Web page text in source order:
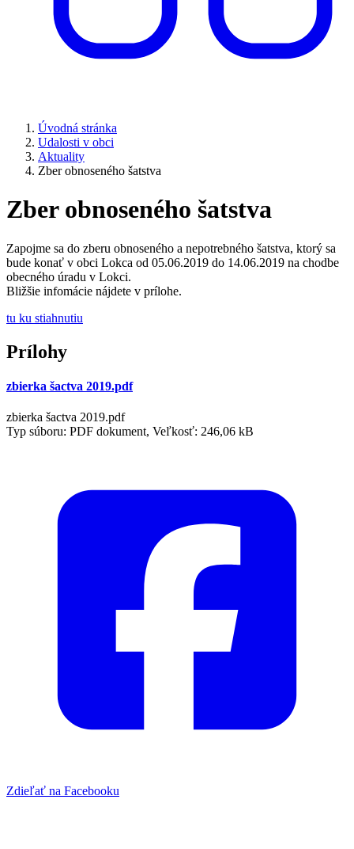
Úvodná stránka
Udalosti v obci
Aktuality
Zber obnoseného šatstva
Zber obnoseného šatstva
Zapojme sa do zberu obnoseného a nepotrebného šatstva, ktorý sa
bude konať v obci Lokca od 05.06.2019 do 14.06.2019 na chodbe
obecného úradu v Lokci.
Bližšie infomácie nájdete v prílohe.
tu ku stiahnutiu
Prílohy
zbierka šactva 2019.pdf
zbierka šactva 2019.pdf
Typ súboru: PDF dokument, Veľkosť: 246,06 kB
Zdieľať na Facebooku